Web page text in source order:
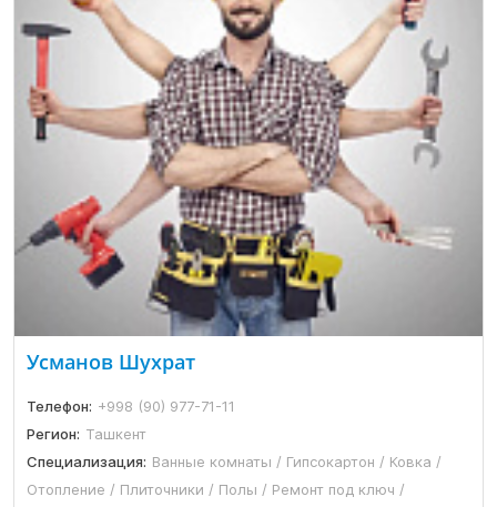
Усманов Шухрат
Телефон: +998 (90) 977-71-11
Регион: Ташкент
Специализация: Ванные комнаты / Гипсокартон / Ковка /
Отопление / Плиточники / Полы / Ремонт под ключ /